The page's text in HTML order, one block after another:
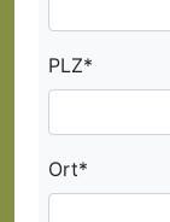
PLZ*
Ort*